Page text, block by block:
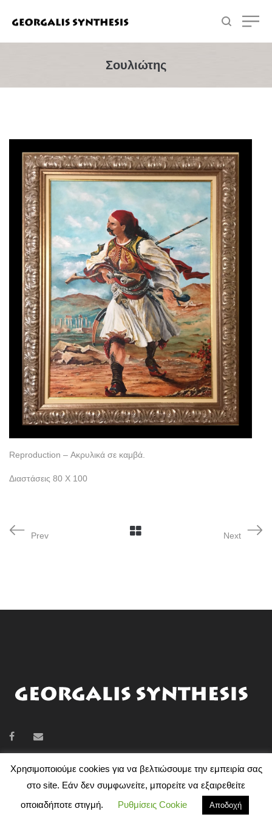
Σουλιώτης
Reproduction – Ακρυλικά σε καμβά.
Διαστάσεις 80 Χ 100
Prev Next
GEORGALIS SYNTHESIS © 2018 | ΣΧΕΔΙΑΣΜΌΣ ΙΣΤΟΣΕΛΊΔΑΣ
BIT OF GREECE
Χρησιμοποιούμε cookies για να βελτιώσουμε την εμπειρία σας
στο site. Εάν δεν συμφωνείτε, μπορείτε να εξαιρεθείτε
οποιαδήποτε στιγμή.
Ρυθμίσεις Cookie Αποδοχή